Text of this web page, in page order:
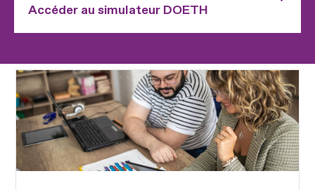
Accéder au simulateur DOETH
Fichier